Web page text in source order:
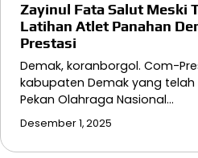
Zayinul Fata Salut Meski
Latihan Atlet Panahan
Prestasi
Demak, koranborgol. Com-
kabupaten Demak yang
Pekan Olahraga Nasional…
Desember 1, 2025